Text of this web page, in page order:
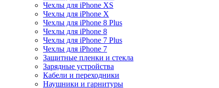
Чехлы для iPhone XS
Чехлы для iPhone X
Чехлы для iPhone 8 Plus
Чехлы для iPhone 8
Чехлы для iPhone 7 Plus
Чехлы для iPhone 7
Защитные пленки и стекла
Зарядные устройства
Кабели и переходники
Наушники и гарнитуры